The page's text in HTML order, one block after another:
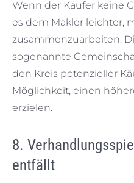
Wenn der Käufer keine
es dem Makler leichter,
zusammenzuarbeiten.
sogenannte
den Kreis potenzieller
Möglichkeit, einen
erzielen.
8.
entfällt